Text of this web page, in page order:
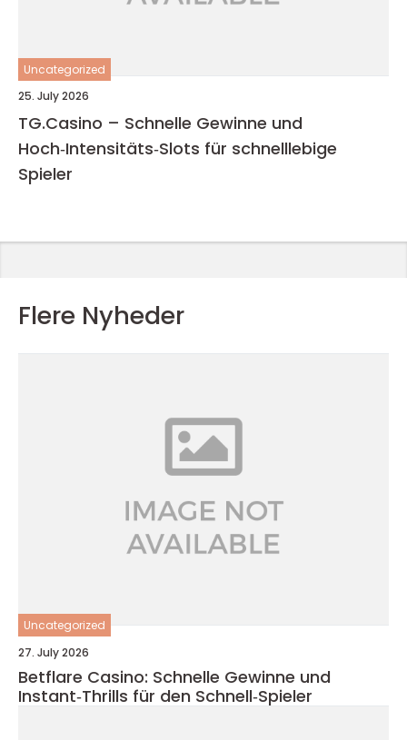
Uncategorized
25. July 2026
TG.Casino – Schnelle Gewinne und
Hoch‑Intensitäts‑Slots für schnelllebige
Spieler
Flere Nyheder
Uncategorized
27. July 2026
Betflare Casino: Schnelle Gewinne und
Instant‑Thrills für den Schnell‑Spieler